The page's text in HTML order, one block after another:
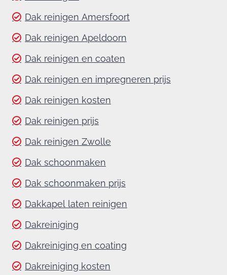
Dak reinigen Amersfoort
Dak reinigen Apeldoorn
Dak reinigen en coaten
Dak reinigen en impregneren prijs
Dak reinigen kosten
Dak reinigen prijs
Dak reinigen Zwolle
Dak schoonmaken
Dak schoonmaken prijs
Dakkapel laten reinigen
Dakreiniging
Dakreiniging en coating
Dakreiniging kosten